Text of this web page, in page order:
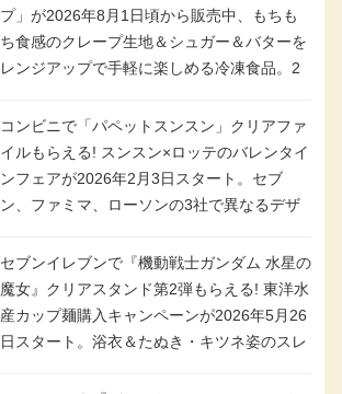
プ」が2026年8月1日頃から販売中、もちも
ち食感のクレープ生地＆シュガー＆バターを
レンジアップで手軽に楽しめる冷凍食品。2
コンビニで「パペットスンスン」クリアファ
イルもらえる! スンスン×ロッテのバレンタイ
ンフェアが2026年2月3日スタート。セブ
ン、ファミマ、ローソンの3社で異なるデザ
セブンイレブンで『機動戦士ガンダム 水星の
魔女』クリアスタンド第2弾もらえる! 東洋水
産カップ麺購入キャンペーンが2026年5月26
日スタート。浴衣＆たぬき・キツネ姿のスレ